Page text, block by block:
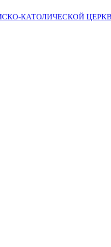
КАТОЛИЧЕСКОЙ